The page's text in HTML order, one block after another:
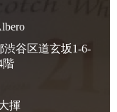
渋谷区道玄坂1-6-
階
揮